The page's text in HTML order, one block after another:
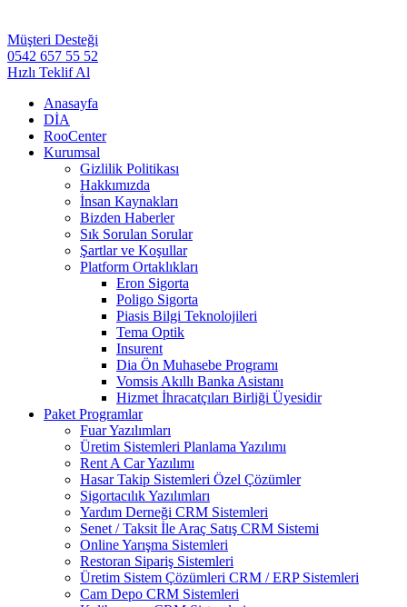
Müşteri Desteği
0542 657 55 52
Hızlı Teklif Al
Anasayfa
DİA
RooCenter
Kurumsal
Gizlilik Politikası
Hakkımızda
İnsan Kaynakları
Bizden Haberler
Sık Sorulan Sorular
Şartlar ve Koşullar
Platform Ortaklıkları
Eron Sigorta
Poligo Sigorta
Piasis Bilgi Teknolojileri
Tema Optik
Insurent
Dia Ön Muhasebe Programı
Vomsis Akıllı Banka Asistanı
Hizmet İhracatçıları Birliği Üyesidir
Paket Programlar
Fuar Yazılımları
Üretim Sistemleri Planlama Yazılımı
Rent A Car Yazılımı
Hasar Takip Sistemleri Özel Çözümler
Sigortacılık Yazılımları
Yardım Derneği CRM Sistemleri
Senet / Taksit İle Araç Satış CRM Sistemi
Online Yarışma Sistemleri
Restoran Sipariş Sistemleri
Üretim Sistem Çözümleri CRM / ERP Sistemleri
Cam Depo CRM Sistemleri